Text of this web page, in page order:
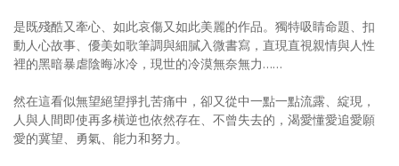
媒體報導一覽
合作與代言
訂閱電子報
是既殘酷又牽心、如此哀傷又如此美麗的作品。獨特吸睛命題、扣
動人心故事、優美如歌筆調與細膩入微書寫，直現直視親情與人性
裡的黑暗暴虐陰晦冰冷，現世的冷漠無奈無力……
然在這看似無望絕望掙扎苦痛中，卻又從中一點一點流露、綻現，
人與人間即使再多橫逆也依然存在、不曾失去的，渴愛懂愛追愛願
愛的冀望、勇氣、能力和努力。